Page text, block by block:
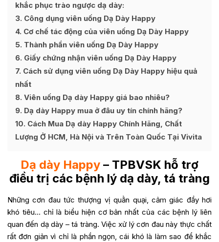
khắc phục trào ngược dạ dày:
3 Công dụng viên uống Dạ Dày Happy
4 Cơ chế tác động của viên uống Dạ Dày Happy
5 Thành phần viên uống Dạ Dày Happy
6 Giấy chứng nhận viên uống Dạ Dày Happy
7 Cách sử dụng viên uống Dạ Dày Happy hiệu quả
nhất
8 Viên uống Dạ dày Happy giá bao nhiêu?
9 Dạ dày Happy mua ở đâu uy tín chính hãng?
10 Cách Mua Dạ dày Happy Chính Hãng, Chất
Lượng Ở HCM, Hà Nội và Trên Toàn Quốc Tại Vivita
Dạ dày Happy – TPBVSK hỗ trợ
điều trị các bệnh lý dạ dày, tá tràng
Những cơn đau tức thượng vị quằn quại, cảm giác đầy hơi
khó tiêu… chỉ là biểu hiện cơ bản nhất của các bệnh lý liên
quan đến dạ dày – tá tràng. Việc xử lý cơn đau này thực chất
rất đơn giản vì chỉ là phần ngọn, cái khó là làm sao để khắc